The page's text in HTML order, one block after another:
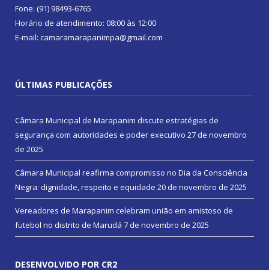
Fone: (91) 98493-6765
Horário de atendimento: 08:00 às 12:00
E-mail: camaramarapanimpa@gmail.com
ÚLTIMAS PUBLICAÇÕES
Câmara Municipal de Marapanim discute estratégias de
segurança com autoridades e poder executivo 27 de novembro
de 2025
Câmara Municipal reafirma compromisso no Dia da Consciência
Negra: dignidade, respeito e equidade 20 de novembro de 2025
Vereadores de Marapanim celebram união em amistoso de
futebol no distrito de Marudá 7 de novembro de 2025
DESENVOLVIDO POR CR2